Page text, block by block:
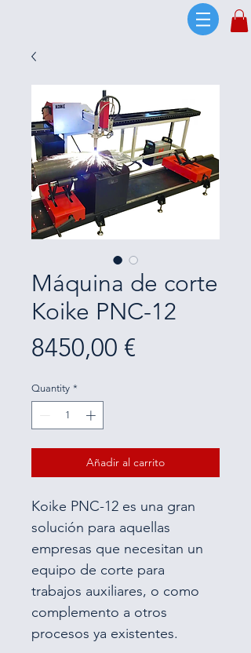
Máquina de corte
Koike PNC-12
8450,00 €
Quantity *
Añadir al carrito
Koike PNC-12 es una gran
solución para aquellas
empresas que necesitan un
equipo de corte para
trabajos auxiliares, o como
complemento a otros
procesos ya existentes.